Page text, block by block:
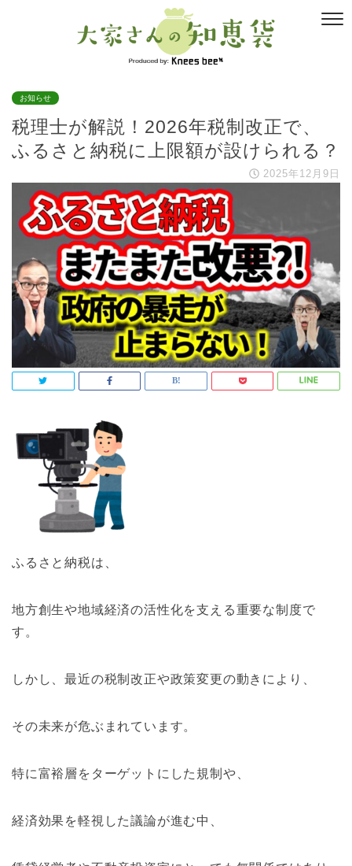
お知らせ
税理士が解説！2026年税制改正で、
ふるさと納税に上限額が設けられる？
2025年12月9日
ふるさと納税は、
地方創生や地域経済の活性化を支える重要な制度で
す。
しかし、最近の税制改正や政策変更の動きにより、
その未来が危ぶまれています。
特に富裕層をターゲットにした規制や、
経済効果を軽視した議論が進む中、